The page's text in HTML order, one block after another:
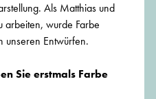
Als Matthias und
arbeiten, wurde Farbe
unseren Entwürfen.
Sie erstmals Farbe